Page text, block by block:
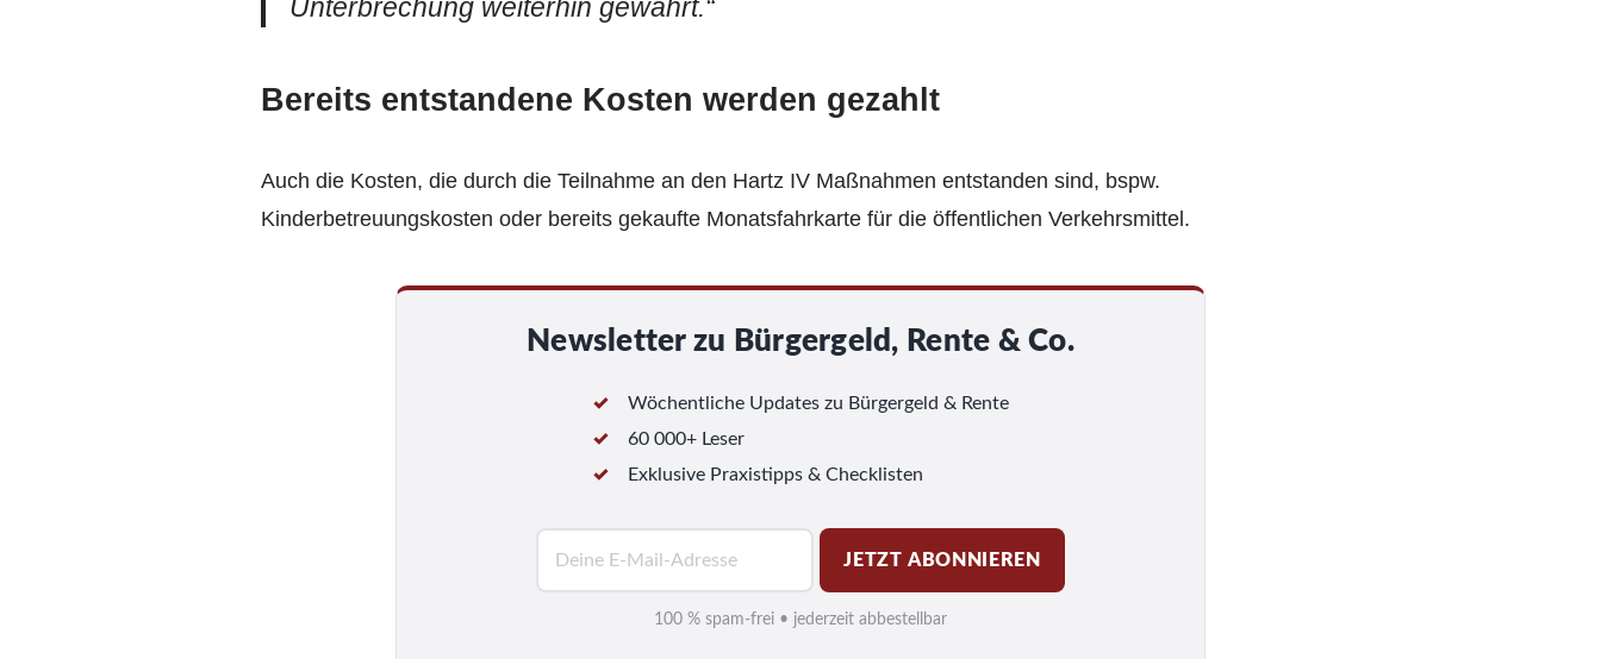
Unterbrechung weiterhin gewährt.“
Bereits entstandene Kosten werden gezahlt
Auch die Kosten, die durch die Teilnahme an den Hartz IV Maßnahmen entstanden sind, bspw.
Kinderbetreuungskosten oder bereits gekaufte Monatsfahrkarte für die öffentlichen Verkehrsmittel.
Newsletter zu Bürgergeld, Rente & Co.
Wöchentliche Updates zu Bürgergeld & Rente
60 000+ Leser
Exklusive Praxistipps & Checklisten
JETZT ABONNIEREN
100 % spam-frei • jederzeit abbestellbar